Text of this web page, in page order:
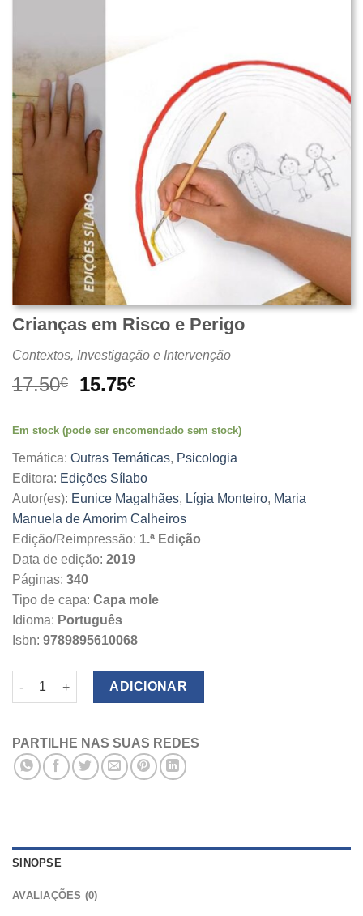
Crianças em Risco e Perigo
Contextos, Investigação e Intervenção
17.50€
O
original
17.50€.
15.75€O
atual
15.75€.
Em stock (pode ser encomendado sem stock)
Temática: Outras Temáticas, Psicologia
Editora: Edições Sílabo
Autor(es): Eunice Magalhães, Lígia Monteiro, Maria
Manuela de Amorim Calheiros
Edição/Reimpressão: 1.ª Edição
Data de edição: 2019
Páginas: 340
Tipo de capa: Capa mole
Idioma: Português
Isbn: 9789895610068
Quantidade de Crianças em Risco e Perigo
ADICIONAR
PARTILHE NAS SUAS REDES
SINOPSE
AVALIAÇÕES (0)